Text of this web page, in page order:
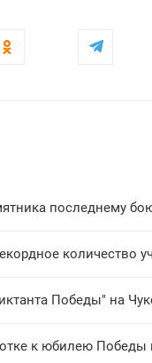
последнему
количество
Победы" на